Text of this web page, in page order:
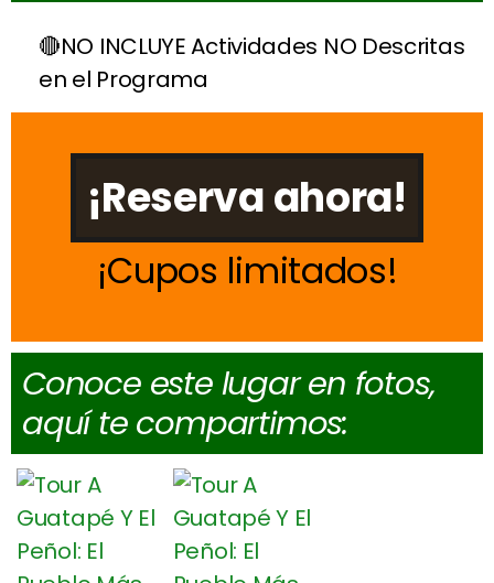
NO INCLUYE Actividades NO Descritas
en el Programa
¡Reserva ahora!
Cupos limitados
Conoce este lugar en fotos,
aquí te compartimos: